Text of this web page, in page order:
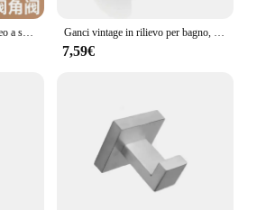
* Valvola ad angolo con nucleo a sfera interamente in rame, valvola triangolare a grande flusso, interruttore per acqua calda e fredda, 4 punti universali Ganci vintage in rilievo per bagno, cucina e bagno, mini ganci piccoli, ganci per sapone da parete per bagno
7,59€